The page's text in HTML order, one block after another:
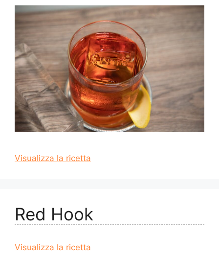
Visualizza la ricetta
Red Hook
Visualizza la ricetta